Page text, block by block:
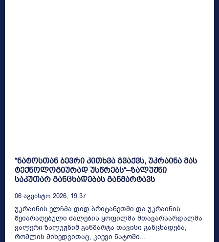
“ნატოსთან ბევრი კითხვა გვაქვს, უკრაინა მას
ტექნოლოგიურად უსწრებს“–ზალუჟნი
საკუთარ განცხადებას განმარტავს
06 Აგვისტო 2026, 19:37
უკრაინის ელჩმა დიდ ბრიტანეთში და უკრაინის
შეიარაღებული ძალების ყოფილმა მთავარსარდალმა
ვალერი ზალუჟნიმ განმარტა თავისი განცხადება,
რომლის მიხედვითაც, კიევი ნატოში...